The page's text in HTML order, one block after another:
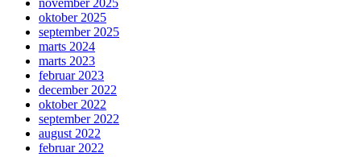
oktober 2025
september 2025
marts 2024
marts 2023
februar 2023
december 2022
oktober 2022
september 2022
august 2022
februar 2022